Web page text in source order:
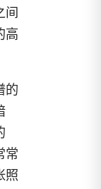
高
的
常
照